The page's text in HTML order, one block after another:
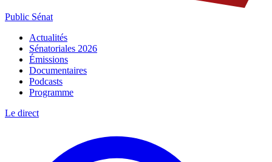
Public Sénat
Actualités
Sénatoriales 2026
Émissions
Documentaires
Podcasts
Programme
Le direct